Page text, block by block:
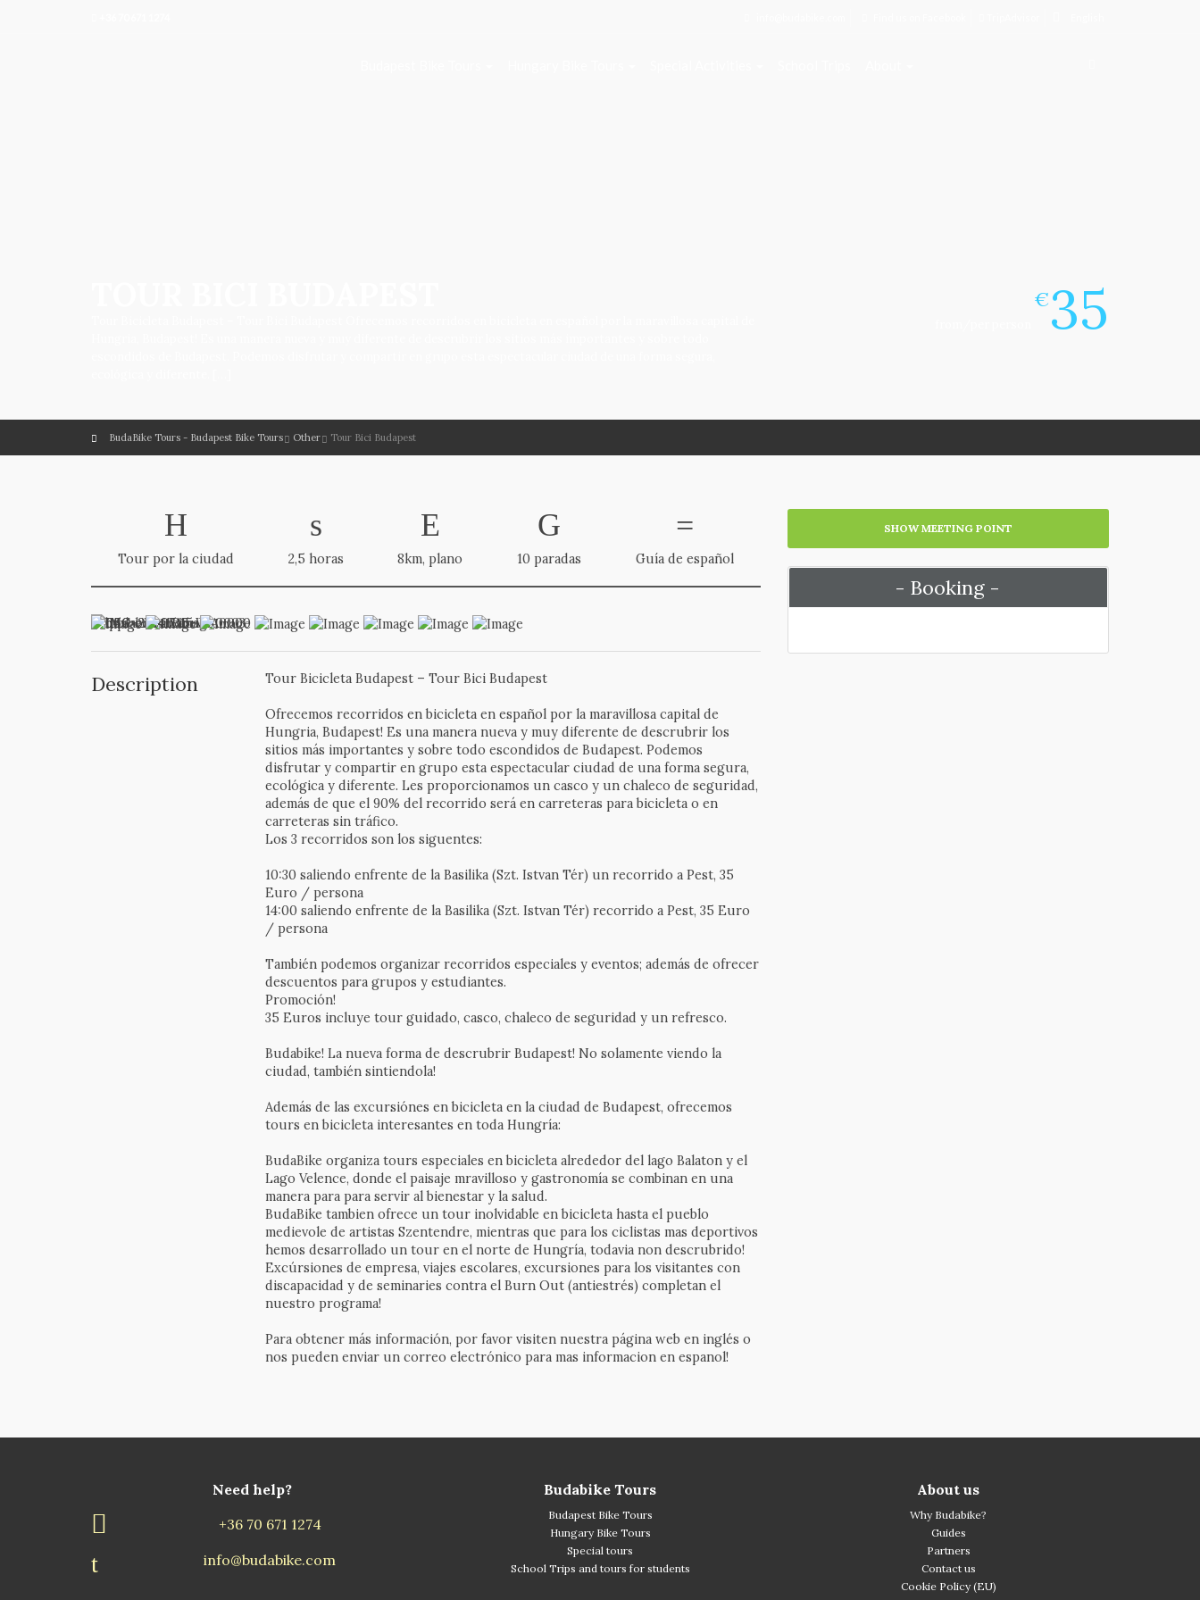
€35
BudaBike Tours - Budapest Bike Tours Other Tour Bici Budapest
Tour por la ciudad 2,5 horas 8km, plano 10 paradas Guía de español
Description Tour Bicicleta Budapest – Tour Bici Budapest
Ofrecemos recorridos en bicicleta en español por la maravillosa capital de
Hungria, Budapest! Es una manera nueva y muy diferente de descrubrir los
sitios más importantes y sobre todo escondidos de Budapest. Podemos
disfrutar y compartir en grupo esta espectacular ciudad de una forma segura,
ecológica y diferente. Les proporcionamos un casco y un chaleco de seguridad,
además de que el 90% del recorrido será en carreteras para bicicleta o en
carreteras sin tráfico.
Los 3 recorridos son los siguentes:
10:30 saliendo enfrente de la Basilika (Szt. Istvan Tér) un recorrido a Pest, 35
Euro / persona
14:00 saliendo enfrente de la Basilika (Szt. Istvan Tér) recorrido a Pest, 35 Euro
/ persona
También podemos organizar recorridos especiales y eventos; además de ofrecer
descuentos para grupos y estudiantes.
Promoción!
35 Euros incluye tour guidado, casco, chaleco de seguridad y un refresco.
Budabike! La nueva forma de descrubrir Budapest! No solamente viendo la
ciudad, también sintiendola!
Además de las excursiónes en bicicleta en la ciudad de Budapest, ofrecemos
tours en bicicleta interesantes en toda Hungría:
BudaBike organiza tours especiales en bicicleta alrededor del lago Balaton y el
Lago Velence, donde el paisaje mravilloso y gastronomía se combinan en una
manera para para servir al bienestar y la salud.
BudaBike tambien ofrece un tour inolvidable en bicicleta hasta el pueblo
medievole de artistas Szentendre, mientras que para los ciclistas mas deportivos
hemos desarrollado un tour en el norte de Hungría, todavia non descrubrido!
Excúrsiones de empresa, viajes escolares, excursiones para los visitantes con
discapacidad y de seminaries contra el Burn Out (antiestrés) completan el
nuestro programa!
Para obtener más información, por favor visiten nuestra página web en inglés o
nos pueden enviar un correo electrónico para mas informacion en espanol!
SHOW MEETING POINT
- Booking -
Need help?
+36 70 671 1274
info@budabike.com
Budabike Tours
Budapest Bike Tours
Hungary Bike Tours
Special tours
School Trips and tours for students
About us
Why Budabike?
Guides
Partners
Contact us
Cookie Policy (EU)